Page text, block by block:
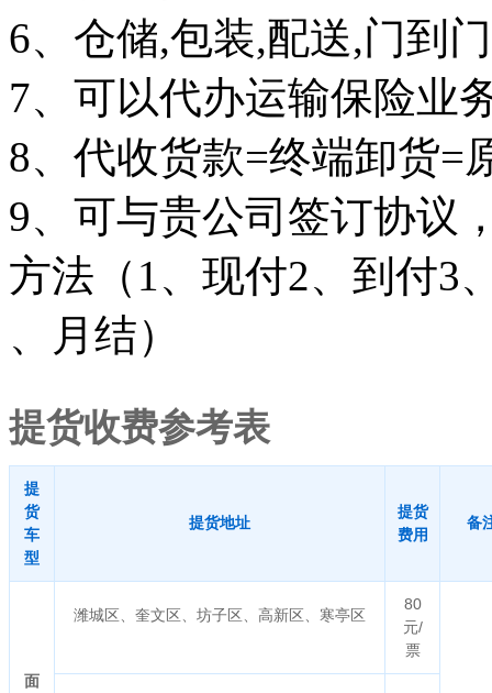
6、仓储,包装,配送,门到
7、可以代办运输保险业
8、代收货款=终端卸货=
9、可与贵公司签订协议
方法（1、现付2、到付3
、月结）
提货收费参考表
提
货
车
型
提货地址
提货
费用
备
面
潍城区、奎文区、坊子区、高新区、寒亭区
80
元/
票